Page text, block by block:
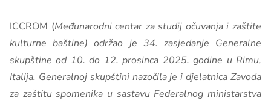
ICCROM (Međunarodni centar za studij očuvanja i zaštite
kulturne baštine) održao je 34. zasjedanje Generalne
skupštine od 10. do 12. prosinca 2025. godine u Rimu,
Italija. Generalnoj skupštini nazočila je i djelatnica Zavoda
za zaštitu spomenika u sastavu Federalnog ministarstva